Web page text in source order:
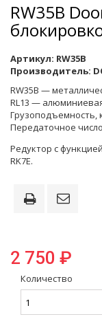
RW35B
Артикул: RW35B
Производитель:
RW35B —
RL13 —
Грузоподъемность,
Передаточное
Редуктор с
RK7E.
2 750 ₽
Количество